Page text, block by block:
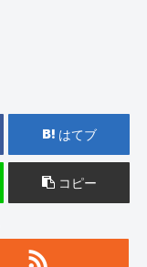
はてブ
コピー